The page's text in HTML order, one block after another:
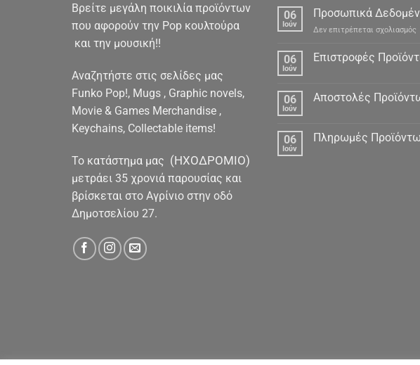
Βρείτε μεγάλη ποικιλία προϊόντων
που αφορούν την Pop κουλτούρα
και την μουσική!!
Αναζητήστε στις σελίδες μας
Funko Pop!, Mugs , Graphic novels,
Movie & Games Merchandise ,
Keychains, Collectable items!
To κατάστημα μας (ΗΧΟΔΡΟΜΙΟ)
μετράει 35 χρονιά παρουσίας και
βρίσκεται στο Αγρίνιο στην οδό
Δημοτσελίου 27.
06
Ιούν
Προσωπικά
Δεν επιτρέπεται σχολιασμός
06
Ιούν
Επιστροφές
06
Ιούν
Αποστολές
06
Ιούν
Πληρωμές